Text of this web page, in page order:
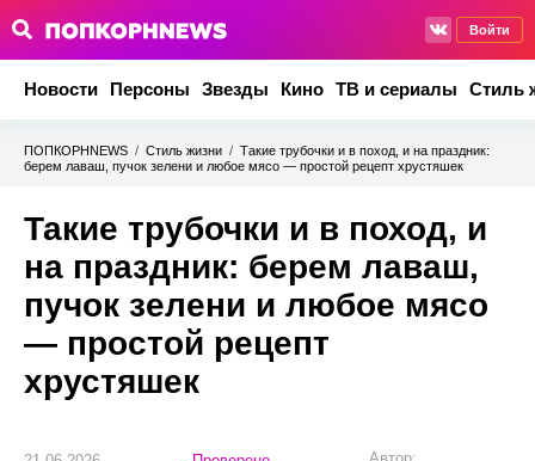
Войти
Новости Персоны Звезды Кино ТВ и сериалы Стиль
ПОПКОРНNEWS / Стиль жизни / Такие трубочки и в поход, и на праздник:
берем лаваш, пучок зелени и любое мясо — простой рецепт хрустяшек
Такие трубочки и в поход, и
на праздник: берем лаваш,
пучок зелени и любое мясо
— простой рецепт
хрустяшек